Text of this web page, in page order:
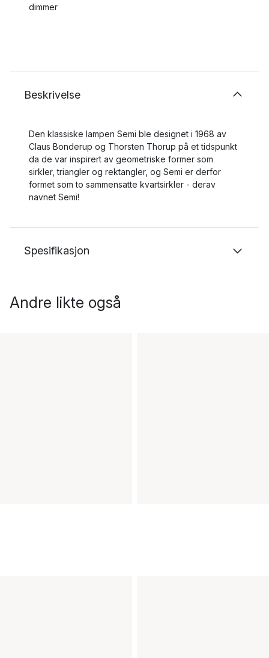
dimmer
Beskrivelse
Den klassiske lampen Semi ble designet i 1968 av
Claus Bonderup og Thorsten Thorup på et tidspunkt
da de var inspirert av geometriske former som
sirkler, triangler og rektangler, og Semi er derfor
formet som to sammensatte kvartsirkler - derav
navnet Semi!
Spesifikasjon
Andre likte også